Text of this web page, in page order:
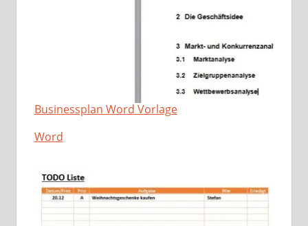
Businessplan Word Vorlage
In Bezug auf
Word